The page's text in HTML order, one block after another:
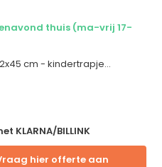
thuis (ma-vrij 17-
cm - kindertrapje...
KLARNA/BILLINK
hier offerte aan